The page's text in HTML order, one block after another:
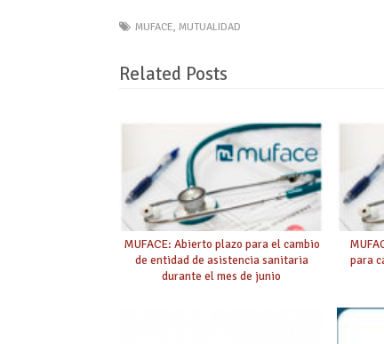
MUFACE,MUTUALIDAD
Related Posts
MUFACE: Abierto plazo para el cambio
de entidad de asistencia sanitaria
durante el mes de junio
para